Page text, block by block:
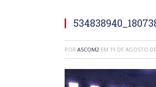
POR ASCOM2 EM 19 DE AGOSTO